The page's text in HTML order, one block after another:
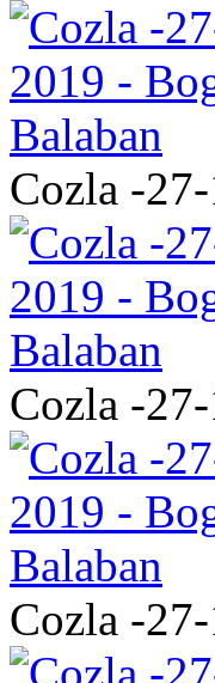
Cozla -
Cozla -
Cozla -